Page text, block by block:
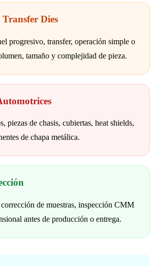
Dies
progresivo, transfer, operación simple o
tamaño y complejidad de pieza.
piezas de chasis, cubiertas, heat shields,
de chapa metálica.
corrección de muestras, inspección CMM
antes de producción o entrega.